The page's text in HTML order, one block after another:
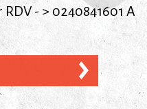
- > 0240841601 A